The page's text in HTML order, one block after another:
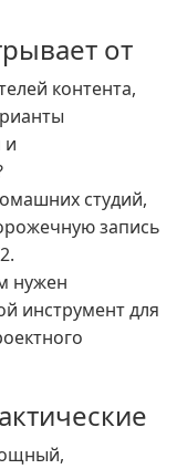
от
контента,
и
студий,
запись
нужен
инструмент для